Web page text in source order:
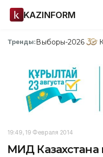
KAZINFORM
Тренды:Выборы-2026
19:49, 19 Февраля 2014
МИД